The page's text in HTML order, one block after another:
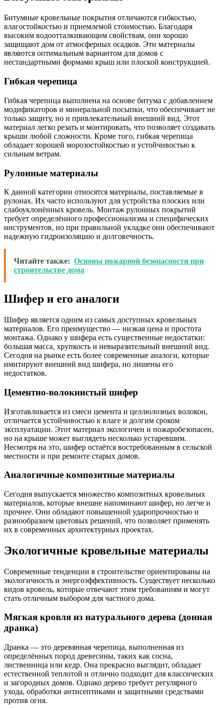
Битумные кровельные покрытия отличаются гибкостью,
влагостойкостью и приемлемой стоимостью. Благодаря
высоким водоотталкивающим свойствам, они хорошо
защищают дом от атмосферных осадков. Эти материалы
являются оптимальным вариантом для домов с
нестандартными формами крыш или плоской конструкцией.
Гибкая черепица
Гибкая черепица выполнена на основе битума с добавлением
модификаторов и минеральной посыпки, что обеспечивает не
только защиту, но и привлекательный внешний вид. Этот
материал легко резать и монтировать, что позволяет создавать
крыши любой сложности. Кроме того, гибкая черепица
обладает хорошей морозостойкостью и устойчивостью к
сильным ветрам.
Рулонные материалы
К данной категории относятся материалы, поставляемые в
рулонах. Их часто используют для устройства плоских или
слабоуклонённых кровель. Монтаж рулонных покрытий
требует определённого профессионализма и специфических
инструментов, но при правильной укладке они обеспечивают
надежную гидроизоляцию и долговечность.
Читайте также: Основы пожарной безопасности при
строительстве дома
Шифер и его аналоги
Шифер является одним из самых доступных кровельных
материалов. Его преимущество — низкая цена и простота
монтажа. Однако у шифера есть существенные недостатки:
большая масса, хрупкость и невыразительный внешний вид.
Сегодня на рынке есть более современные аналоги, которые
имитируют внешний вид шифера, но лишены его
недостатков.
Цементно-волокнистый шифер
Изготавливается из смеси цемента и целлюлозных волокон,
отличается устойчивостью к влаге и долгим сроком
эксплуатации. Этот материал экологичен и пожаробезопасен,
но на крыше может выглядеть несколько устаревшим.
Несмотря на это, шифер остаётся востребованным в сельской
местности и при ремонте старых домов.
Аналогичные композитные материалы
Сегодня выпускается множество композитных кровельных
материалов, которые внешне напоминают шифер, но легче и
прочнее. Они обладают повышенной ударопрочностью и
разнообразием цветовых решений, что позволяет применять
их в современных архитектурных проектах.
Экологичные кровельные материалы
Современные тенденции в строительстве ориентированы на
экологичность и энергоэффективность. Существует несколько
видов кровель, которые отвечают этим требованиям и могут
стать отличным выбором для частного дома.
Мягкая кровля из натурального дерева (донная
дранка)
Дранка — это деревянная черепица, выполненная из
определённых пород древесины, таких как сосна,
лиственница или кедр. Она прекрасно выглядит, обладает
естественной теплотой и отлично подходит для классических
и загородных домов. Однако дерево требует регулярного
ухода, обработки антисептиками и защитными средствами
против огня.